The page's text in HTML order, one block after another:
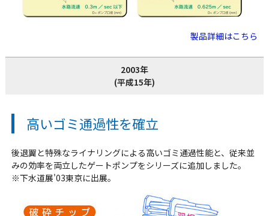
製品詳細はこちら
2003年
(平成15年)
高いゴミ通過性を確立
後退翼と特殊なライナリングによる高いゴミ通過性能と、従来並
みの効率を両立したゲートポンプをシリーズに追加しました。
※下水道展'03東京に出展。